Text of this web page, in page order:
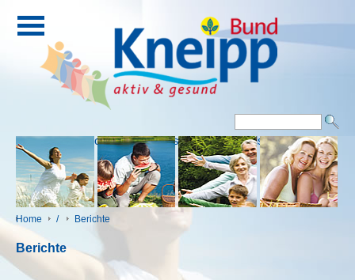
Eingang Kontakt Impressum Downloads
Home / Berichte
Berichte